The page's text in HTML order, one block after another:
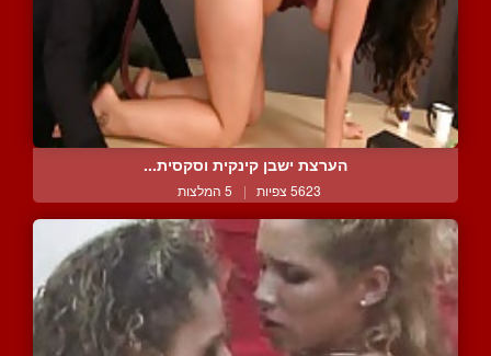
הערצת ישבן קינקית וסקסית...
5623 צפיות | 5 המלצות